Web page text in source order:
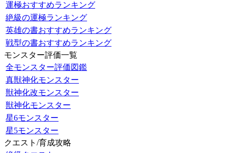
運極おすすめランキング
絶級の運極ランキング
英雄の書おすすめランキング
戦型の書おすすめランキング
モンスター評価一覧
全モンスター評価図鑑
真獣神化モンスター
獣神化改モンスター
獣神化モンスター
星6モンスター
星5モンスター
クエスト/育成攻略